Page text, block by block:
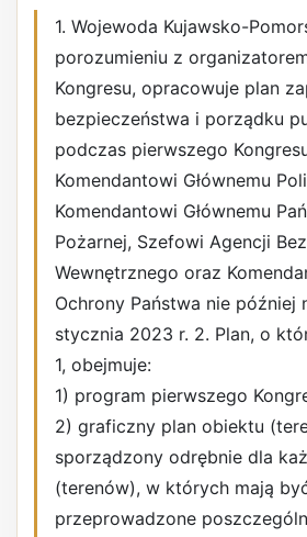
1. Wojewoda Kujawsko-
porozumieniu z
Kongresu, opracowuje plan
bezpieczeństwa i porządku
podczas pierwszego
Komendantowi Głównemu
Komendantowi Głównemu
Pożarnej, Szefowi Agencji
Wewnętrznego oraz
Ochrony Państwa nie później
stycznia 2023 r. 2. Plan, o
1, obejmuje:
1) program pierwszego
2) graficzny plan obiektu
sporządzony odrębnie dla
(terenów), w których mają
przeprowadzone